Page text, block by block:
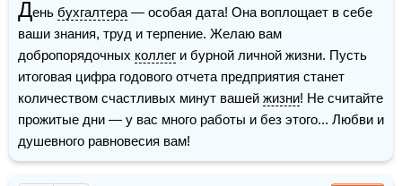
День бухгалтера — особая дата! Она воплощает в себе
ваши знания, труд и терпение. Желаю вам
добропорядочных коллег и бурной личной жизни. Пусть
итоговая цифра годового отчета предприятия станет
количеством счастливых минут вашей жизни! Не считайте
прожитые дни — у вас много работы и без этого... Любви и
душевного равновесия вам!